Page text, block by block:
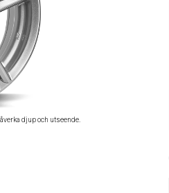
djup och utseende.